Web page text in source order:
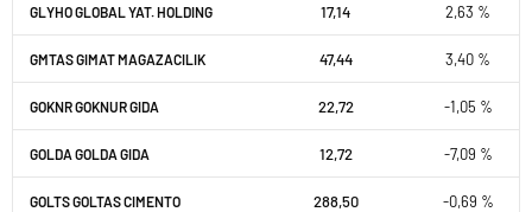
GLYHO GLOBAL YAT. HOLDING 17,14 2,63 %
GMTAS GIMAT MAGAZACILIK 47,44 3,40 %
GOKNR GOKNUR GIDA 22,72 -1,05 %
GOLDA GOLDA GIDA 12,72 -7,09 %
GOLTS GOLTAS CIMENTO 288,50 -0,69 %